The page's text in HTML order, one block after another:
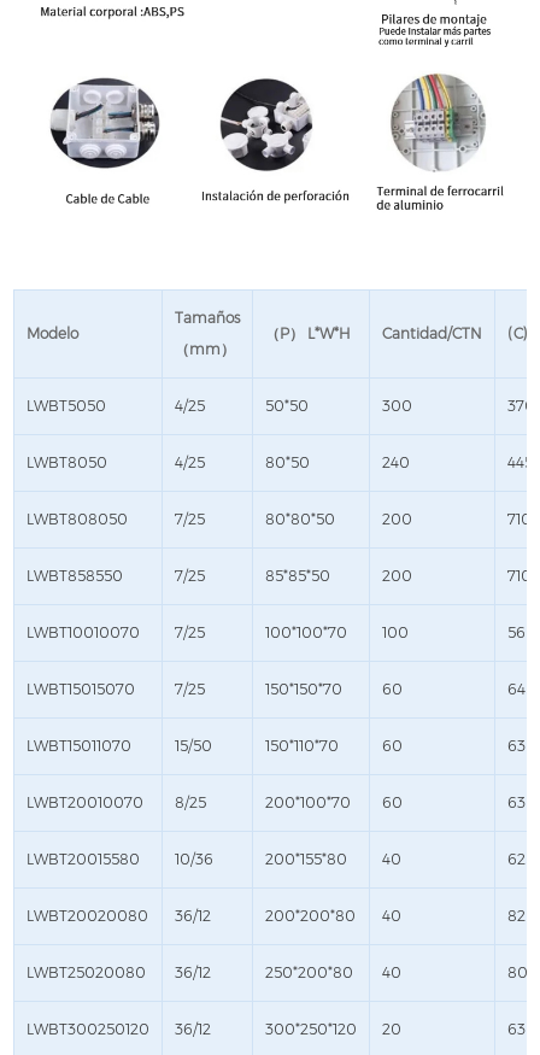
Modelo
Tamaños
（mm）
（P） L*W*H Cantidad/CTN (C)
LWBT5050 4/25 50*50 300
LWBT8050 4/25 80*50 240
LWBT808050 7/25 80*80*50 200
LWBT858550 7/25 85*85*50 200
LWBT10010070 7/25 100*100*70 100
LWBT15015070 7/25 150*150*70 60
LWBT15011070 15/50 150*110*70 60
LWBT20010070 8/25 200*100*70 60
LWBT20015580 10/36 200*155*80 40
LWBT20020080 36/12 200*200*80 40
LWBT25020080 36/12 250*200*80 40
LWBT300250120 36/12 300*250*120 20